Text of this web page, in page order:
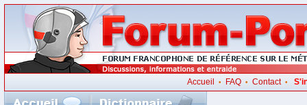
Accueil • FAQ •Contact•